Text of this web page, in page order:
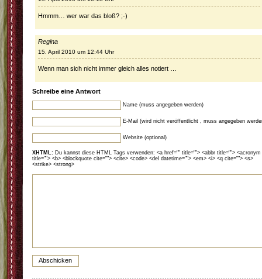
Hmmm… wer war das bloß? ;-)
Regina
15. April 2010 um 12:44 Uhr
Wenn man sich nicht immer gleich alles notiert …
Schreibe eine Antwort
Name (muss angegeben werden)
E-Mail (wird nicht veröffentlicht , muss angegeben
Website (optional)
XHTML: Du kannst diese HTML Tags verwenden: <a href="" title=""> <abbr title=""> <acronym
title=""> <b> <blockquote cite=""> <cite> <code> <del datetime=""> <em> <i> <q cite=""> <s>
<strike> <strong>